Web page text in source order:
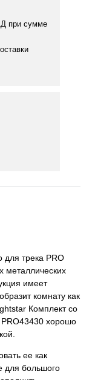
при сумме
для трека PRO
металлических
имеет
комнату как
Комплект со
PRO43430 хорошо
ее как
для большого